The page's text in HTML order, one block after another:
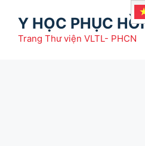
Y HỌC PHỤC HỒI
Trang Thư viện VLTL- PHCN